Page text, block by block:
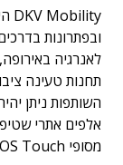
ובפתרונות
אלפים אתרי
מסופי VPOS Touch ו-Onyx Payment של נאייקס.